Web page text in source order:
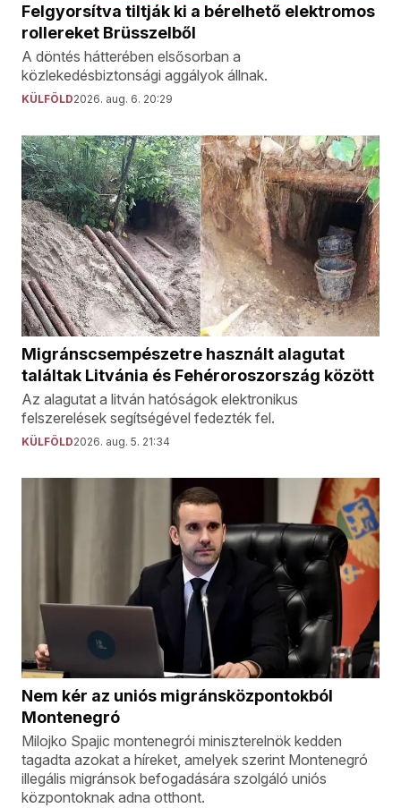
Felgyorsítva tiltják ki a bérelhető elektromos
rollereket Brüsszelből
A döntés hátterében elsősorban a
közlekedésbiztonsági aggályok állnak.
KÜLFÖLD2026. aug. 6. 20:29
Migránscsempészetre használt alagutat
találtak Litvánia és Fehéroroszország között
Az alagutat a litván hatóságok elektronikus
felszerelések segítségével fedezték fel.
KÜLFÖLD2026. aug. 5. 21:34
Nem kér az uniós migránsközpontokból
Montenegró
Milojko Spajic montenegrói miniszterelnök kedden
tagadta azokat a híreket, amelyek szerint Montenegró
illegális migránsok befogadására szolgáló uniós
központoknak adna otthont.